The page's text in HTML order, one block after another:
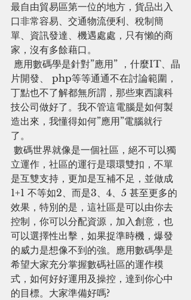
最自由貿易區第一位的地方，貨品出入
口非常容易、交通物流便利、稅制簡
單、資訊發達、機遇處處，只有懶的商
家，沒有多餘藉口。
片開發、 php等等通通不在討論範圍，
丁點也不了解都無所謂，那些東西讓科
技公司做好了。我不管這電腦是如何製
造出來，我懂得如何”應用”電腦就行
了。
立運作，社區的運行是環環雙扣，不單
是互雙支持，更加是互補不足，並做成
1+1 不等如2、而是3、4、5 甚至更多的
效果，特別的是，這社區是可以由你去
控制，你可以分配資源，加入創意，也
可以選擇性出擊，如果捉準時機，爆發
的威力是想像不到的強。應用數碼學是
希望大家充分掌握數碼社區的運作模
式，如何好好運用及操控，達到你心中
的目標。大家準備好嗎?